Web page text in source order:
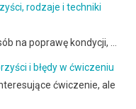
rodzaje i techniki
na poprawę kondycji, …
i błędy w ćwiczeniu
ćwiczenie, ale